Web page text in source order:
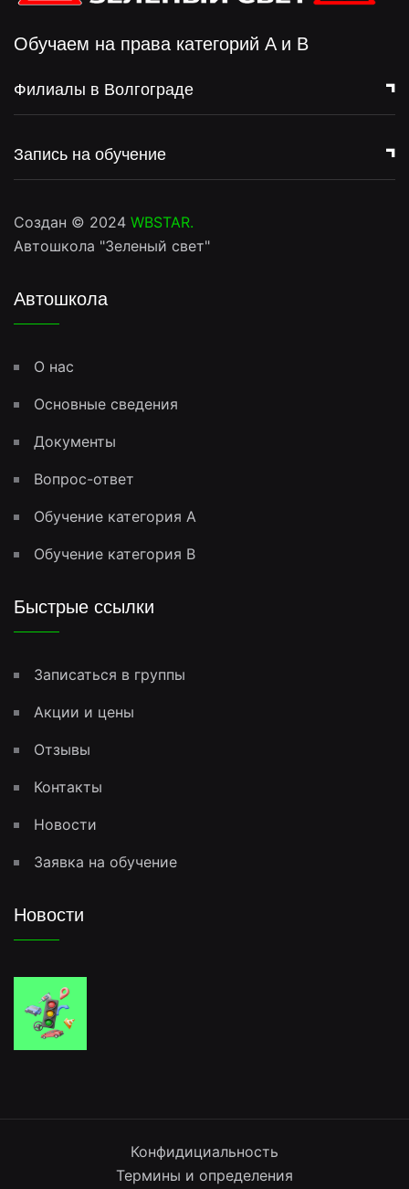
Обучаем на права категорий A и B
Филиалы в Волгограде
Запись на обучение
Создан © 2024 WBSTAR.
Автошкола "Зеленый свет"
Автошкола
О нас
Основные сведения
Документы
Вопрос-ответ
Обучение категория A
Обучение категория B
Быстрые ссылки
Записаться в группы
Акции и цены
Отзывы
Контакты
Новости
Заявка на обучение
Новости
Конфидициальность
Термины и определения